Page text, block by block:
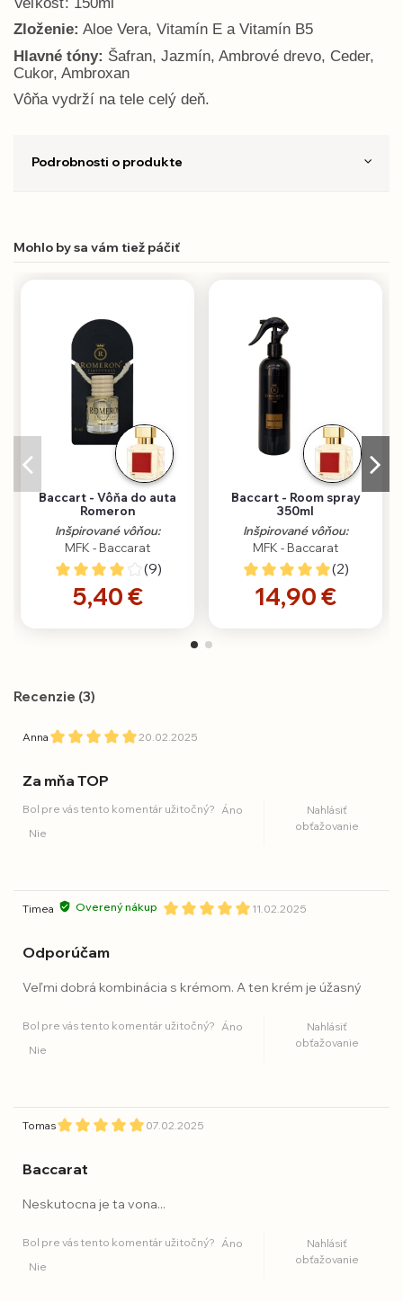
Zloženie: Aloe Vera, Vitamín E a Vitamín B5
Hlavné tóny: Šafran, Jazmín, Ambrové drevo, Ceder,
Cukor, Ambroxan
Vôňa vydrží na tele celý deň.
Podrobnosti o produkte
Mohlo by sa vám tiež páčiť
Baccart - Vôňa do auta
Romeron
Inšpirované vôňou:
MFK - Baccarat
(9)
5,40 €
Baccart - Room spray
350ml
Inšpirované vôňou:
MFK - Baccarat
(2)
14,90 €
Recenzie (3)
Anna 20.02.2025
Za mňa TOP
Bol pre vás tento komentár užitočný? Áno
Nie
Nahlásiť
obťažovanie
Timea Overený nákup 11.02.2025
Odporúčam
Veľmi dobrá kombinácia s krémom. A ten krém je úžasný
Bol pre vás tento komentár užitočný? Áno
Nie
Nahlásiť
obťažovanie
Tomas 07.02.2025
Baccarat
Neskutocna je ta vona...
Bol pre vás tento komentár užitočný? Áno
Nie
Nahlásiť
obťažovanie